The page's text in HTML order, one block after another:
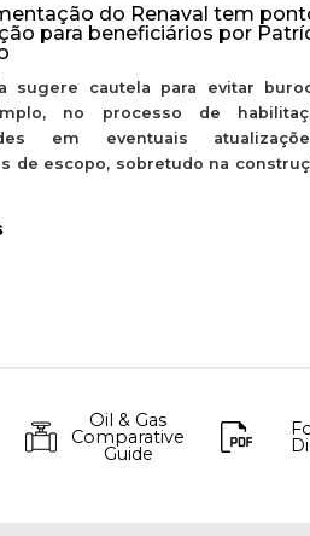
do Renaval tem
para beneficiários por
sugere cautela para evitar
no processo de
em eventuais
de escopo, sobretudo na
Oil & Gas
Comparative
Guide